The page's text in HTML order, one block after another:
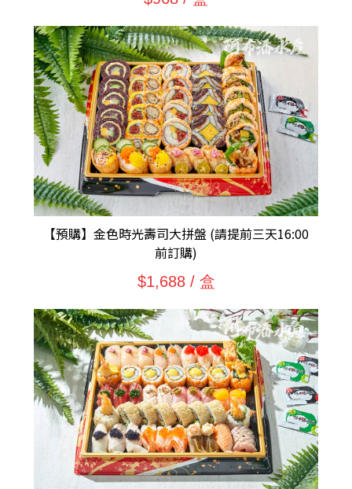
【預購】金色時光壽司大拼盤 (請提前三天16:00
前訂購)
$1,688 / 盒